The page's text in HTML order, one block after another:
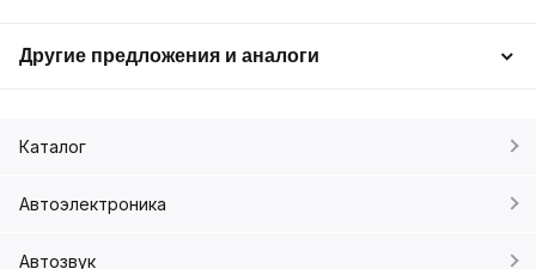
Другие предложения и аналоги
Каталог
Автоэлектроника
Автозвук